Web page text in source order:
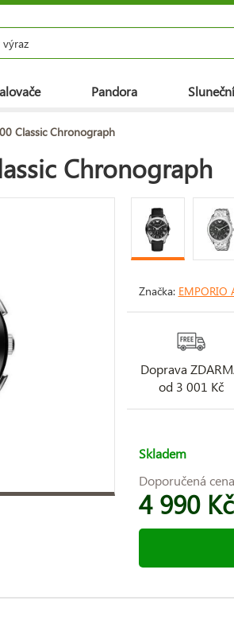
Pandora
Classic Chronograph
Chronograph
Značka: EMPORIO
Doprava
od 3 001 Kč
Skladem
Doporučená
4 990 Kč